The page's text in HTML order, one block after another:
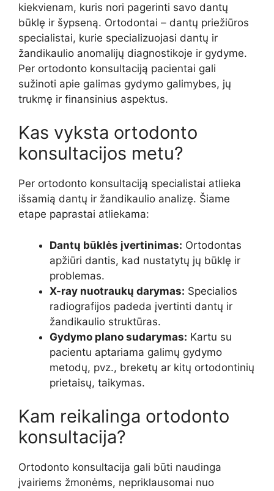
kiekvienam, kuris nori pagerinti savo dantų
būklę ir šypseną. Ortodontai – dantų priežiūros
specialistai, kurie specializuojasi dantų ir
žandikaulio anomalijų diagnostikoje ir gydyme.
Per ortodonto konsultaciją pacientai gali
sužinoti apie galimas gydymo galimybes, jų
trukmę ir finansinius aspektus.
Kas vyksta ortodonto
konsultacijos metu?
Per ortodonto konsultaciją specialistai atlieka
išsamią dantų ir žandikaulio analizę. Šiame
etape paprastai atliekama:
Dantų būklės įvertinimas: Ortodontas
apžiūri dantis, kad nustatytų jų būklę ir
problemas.
X-ray nuotraukų darymas: Specialios
radiografijos padeda įvertinti dantų ir
žandikaulio struktūras.
Gydymo plano sudarymas: Kartu su
pacientu aptariama galimų gydymo
metodų, pvz., breketų ar kitų ortodontinių
prietaisų, taikymas.
Kam reikalinga ortodonto
konsultacija?
Ortodonto konsultacija gali būti naudinga
įvairiems žmonėms, nepriklausomai nuo